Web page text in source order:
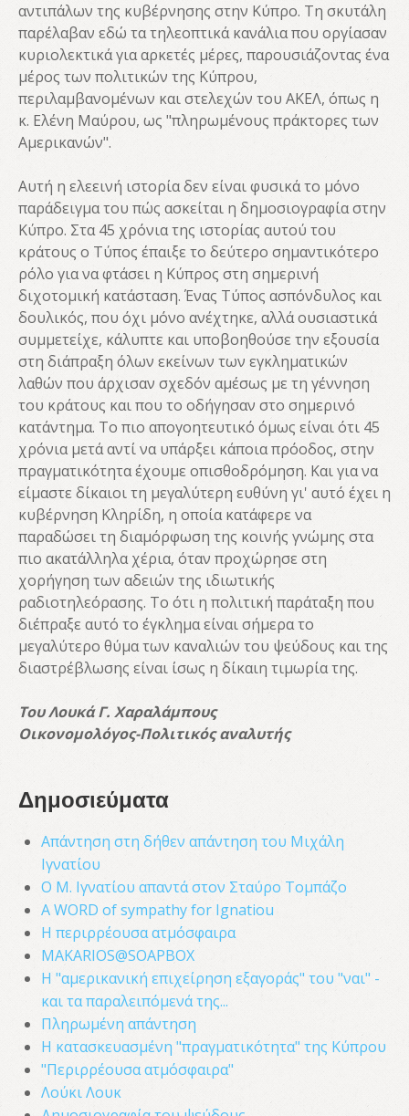
αντιπάλων της κυβέρνησης στην Κύπρο. Τη σκυτάλη
παρέλαβαν εδώ τα τηλεοπτικά κανάλια που οργίασαν
κυριολεκτικά για αρκετές μέρες, παρουσιάζοντας ένα
μέρος των πολιτικών της Κύπρου,
περιλαμβανομένων και στελεχών του ΑΚΕΛ, όπως η
κ. Ελένη Μαύρου, ως "πληρωμένους πράκτορες των
Αμερικανών".
Αυτή η ελεεινή ιστορία δεν είναι φυσικά το μόνο
παράδειγμα του πώς ασκείται η δημοσιογραφία στην
Κύπρο. Στα 45 χρόνια της ιστορίας αυτού του
κράτους ο Τύπος έπαιξε το δεύτερο σημαντικότερο
ρόλο για να φτάσει η Κύπρος στη σημερινή
διχοτομική κατάσταση. Ένας Τύπος ασπόνδυλος και
δουλικός, που όχι μόνο ανέχτηκε, αλλά ουσιαστικά
συμμετείχε, κάλυπτε και υποβοηθούσε την εξουσία
στη διάπραξη όλων εκείνων των εγκληματικών
λαθών που άρχισαν σχεδόν αμέσως με τη γέννηση
του κράτους και που το οδήγησαν στο σημερινό
κατάντημα. Το πιο απογοητευτικό όμως είναι ότι 45
χρόνια μετά αντί να υπάρξει κάποια πρόοδος, στην
πραγματικότητα έχουμε οπισθοδρόμηση. Και για να
είμαστε δίκαιοι τη μεγαλύτερη ευθύνη γι' αυτό έχει η
κυβέρνηση Κληρίδη, η οποία κατάφερε να
παραδώσει τη διαμόρφωση της κοινής γνώμης στα
πιο ακατάλληλα χέρια, όταν προχώρησε στη
χορήγηση των αδειών της ιδιωτικής
ραδιοτηλεόρασης. Το ότι η πολιτική παράταξη που
διέπραξε αυτό το έγκλημα είναι σήμερα το
μεγαλύτερο θύμα των καναλιών του ψεύδους και της
διαστρέβλωσης είναι ίσως η δίκαιη τιμωρία της.
Του Λουκά Γ. Χαραλάμπους
Οικονομολόγος-Πολιτικός αναλυτής
Δημοσιεύματα
Απάντηση στη δήθεν απάντηση του Μιχάλη
Ιγνατίου
Ο Μ. Ιγνατίου απαντά στον Σταύρο Τομπάζο
A WORD of sympathy for Ignatiou
Η περιρρέουσα ατμόσφαιρα
MAKARIOS@SOAPBOX
Η "αμερικανική επιχείρηση εξαγοράς" του "ναι" -
και τα παραλειπόμενά της...
Πληρωμένη απάντηση
Η κατασκευασμένη "πραγματικότητα" της Κύπρου
"Περιρρέουσα ατμόσφαιρα"
Λούκι Λουκ